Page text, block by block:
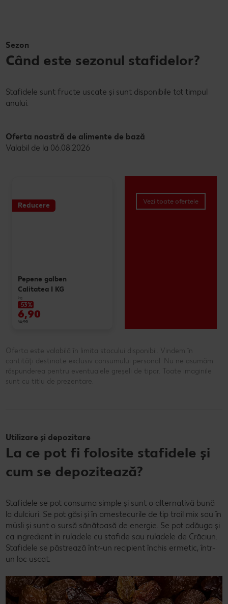
Sezon
Când este sezonul stafidelor?
Stafidele sunt fructe uscate și sunt disponibile tot timpul
anului.
Oferta noastră de alimente de bază
Valabil de la 06.08.2026
Reducere
Pepene galben
Calitatea I KG
kg
-53%
6,90
14,90
Vezi toate ofertele
Oferta este valabilă în limita stocului disponibil. Vindem în
cantități destinate exclusiv consumului personal. Nu ne asumăm
răspunderea pentru eventualele greșeli de tipar. Toate imaginile
sunt cu titlu de prezentare.
Utilizare și depozitare
La ce pot fi folosite stafidele și
cum se depozitează?
Stafidele se pot consuma simple și sunt o alternativă bună
la dulciuri. Se pot găsi și în amestecurile de tip trail mix sau în
müsli și sunt o sursă sănătoasă de energie. Se pot adăuga și
ca ingredient în ruladele cu stafide sau ruladele de Crăciun.
Stafidele se păstrează într-un recipient închis ermetic, într-
un loc uscat.